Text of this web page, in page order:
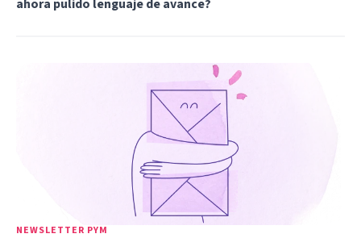
ahora pulido lenguaje de avance?
NEWSLETTER PYM